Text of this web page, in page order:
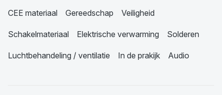
CEE materiaal Gereedschap Veiligheid
Schakelmateriaal Elektrische verwarming Solderen
Luchtbehandeling / ventilatie In de prakijk Audio